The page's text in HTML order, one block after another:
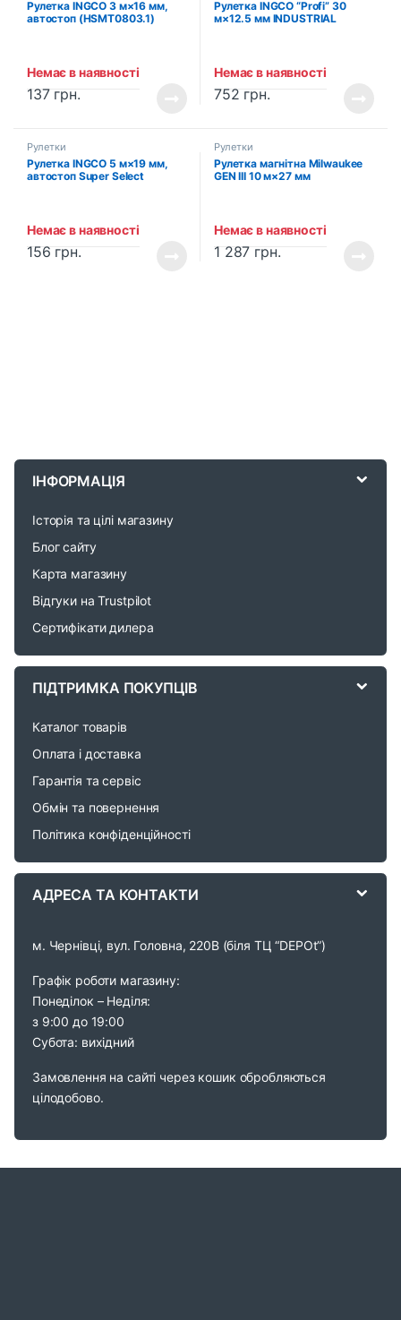
Рулетка INGCO 3 м×16 мм,
автостоп (HSMT0803.1)
Немає в наявності
137 грн.
Рулетка INGCO “Profi” 30
м×12.5 мм INDUSTRIAL
Немає в наявності
752 грн.
Рулетки
Рулетка INGCO 5 м×19 мм,
автостоп Super Select
Немає в наявності
156 грн.
Рулетки
Рулетка магнітна Milwaukee
GEN III 10 м×27 мм
Немає в наявності
1 287 грн.
C
ІНФОРМАЦІЯ
Історія та цілі магазину
Блог сайту
Карта магазину
Відгуки на Trustpilot
Сертифікати дилера
ПІДТРИМКА ПОКУПЦІВ
Каталог товарів
Оплата і доставка
Гарантія та сервіс
Обмін та повернення
Політика конфіденційності
АДРЕСА ТА КОНТАКТИ
м. Чернівці, вул. Головна, 220В (біля ТЦ “DEPOt”)
Графік роботи магазину:
Понеділок – Неділя:
з 9:00 до 19:00
Субота: вихідний
Замовлення на сайті через кошик обробляються
цілодобово.